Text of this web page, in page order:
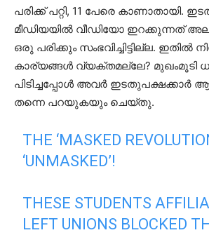
പരിക്ക് പറ്റി, 11 പേരെ കാണാതായി.
മീഡിയയിൽ വീഡിയോ ഇറക്കുന്നത്
ഒരു പരിക്കും സംഭവിച്ചിട്ടില്ല. ഇതിൽ
കാര്യങ്ങൾ വ്യക്തമല്ലേ? മുഖംമൂടി
പിടിച്ചപ്പോൾ അവർ
തന്നെ പറയുകയും ചെയ്തു.
THE ‘MASKED
‘UNMASKED’!
THESE STUDENTS
LEFT UNIONS BLOCKED